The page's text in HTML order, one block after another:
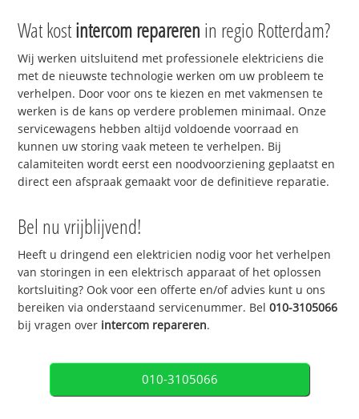
Wat kostintercom repareren in regio Rotterdam?
Wij werken uitsluitend met professionele elektriciens die
met de nieuwste technologie werken om uw probleem te
verhelpen. Door voor ons te kiezen en met vakmensen te
werken is de kans op verdere problemen minimaal. Onze
servicewagens hebben altijd voldoende voorraad en
kunnen uw storing vaak meteen te verhelpen. Bij
calamiteiten wordt eerst een noodvoorziening geplaatst en
direct een afspraak gemaakt voor de definitieve reparatie.
Bel nu vrijblijvend!
Heeft u dringend een elektricien nodig voor het verhelpen
van storingen in een elektrisch apparaat of het oplossen
kortsluiting? Ook voor een offerte en/of advies kunt u ons
bereiken via onderstaand servicenummer. Bel010-3105066
bij vragen over intercom repareren.
010-3105066